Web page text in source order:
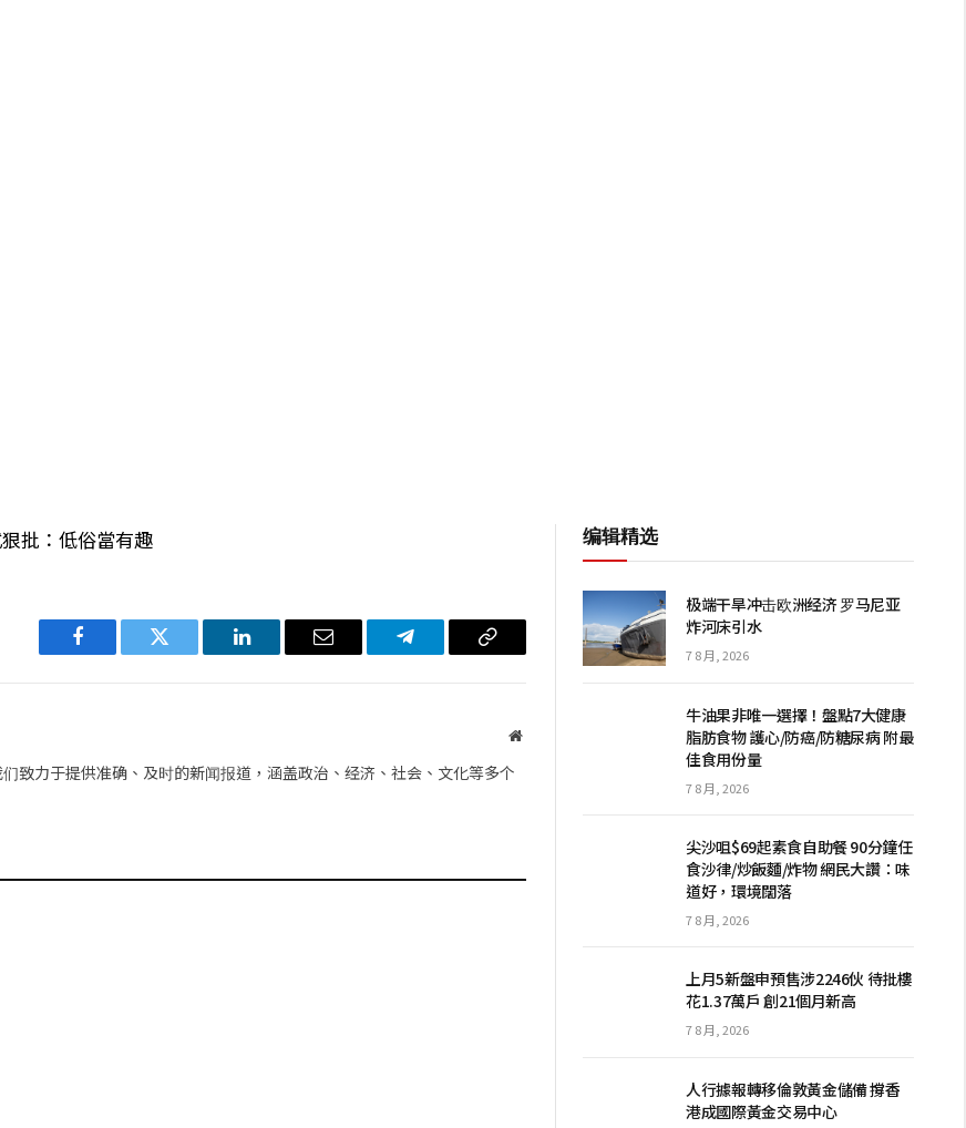
批：低俗當有趣
Facebook Twitter LinkedIn 电
Telegram 复
网
致力于提供准确、及时的新闻报道，涵盖政治、经济、社会、文化等多个
编辑精选
极端干旱冲击欧洲经济 罗马尼亚
炸河床引水
7 8 月, 2026
牛油果非唯一選擇！盤點7大健康
脂肪食物 護心/防癌/防糖尿病 附最
佳食用份量
7 8 月, 2026
尖沙咀$69起素食自助餐 90分鐘任
食沙律/炒飯麵/炸物 網民大讚：味
道好，環境闊落
7 8 月, 2026
上月5新盤申預售涉2246伙 待批樓
花1.37萬戶 創21個月新高
7 8 月, 2026
人行據報轉移倫敦黃金儲備 撐香
港成國際黃金交易中心